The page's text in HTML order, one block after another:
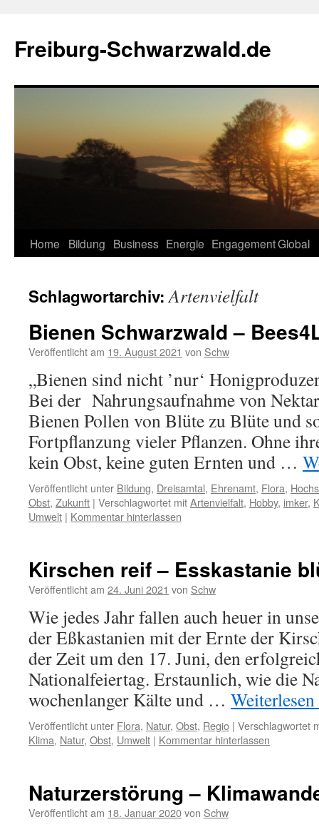
springen
Freiburg-Schwarzwald.de
Home Bildung Business Energie EngagementGlobal
Schlagwortarchiv:Artenvielfalt
Bienen Schwarzwald –
Veröffentlicht am 19. August 2021 von Schw
„Bienen sind nicht ’nur‘
Bei der Nahrungsaufnahme von
Bienen Pollen von Blüte zu Blüte und
Fortpflanzung vieler Pflanzen. Ohne
kein Obst, keine guten Ernten und …
Veröffentlicht unter Bildung, Dreisamtal, Ehrenamt, Flora,
Obst, Zukunft | Verschlagwortet mitArtenvielfalt, Hobby, imker,
Umwelt | Kommentar hinterlassen
Kirschen reif – Esskastanie
Veröffentlicht am 24. Juni 2021 von Schw
Wie jedes Jahr fallen auch heuer in
der Eßkastanien mit der Ernte der
der Zeit um den 17. Juni, den
Nationalfeiertag. Erstaunlich, wie die
wochenlanger Kälte und … Weiterlesen
Veröffentlicht unter Flora, Natur, Obst, Regio | Verschlagwortet
Klima, Natur, Obst, Umwelt | Kommentar hinterlassen
Naturzerstörung –
Veröffentlicht am 18. Januar 2020von Schw